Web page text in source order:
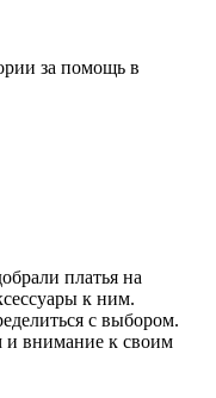
за помощь в
платья на
к ним.
с выбором.
и внимание к своим